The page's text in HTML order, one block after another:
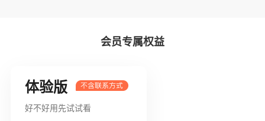
会员专属权益
体验版
好不好用先试试看